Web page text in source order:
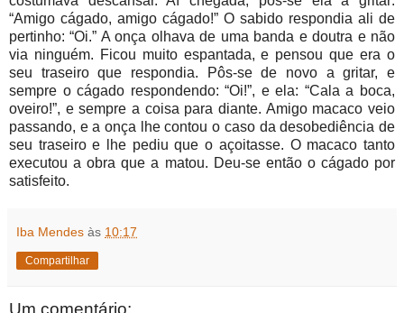
“Amigo cágado, amigo cágado!” O sabido respondia ali de
pertinho: “Oi.” A onça olhava de uma banda e doutra e não
via ninguém. Ficou muito espantada, e pensou que era o
seu traseiro que respondia. Pôs-se de novo a gritar, e
sempre o cágado respondendo: “Oi!”, e ela: “Cala a boca,
oveiro!”, e sempre a coisa para diante. Amigo macaco veio
passando, e a onça lhe contou o caso da desobediência de
seu traseiro e lhe pediu que o açoitasse. O macaco tanto
executou a obra que a matou. Deu-se então o cágado por
satisfeito.
Iba Mendes às 10:17
Compartilhar
Um comentário: